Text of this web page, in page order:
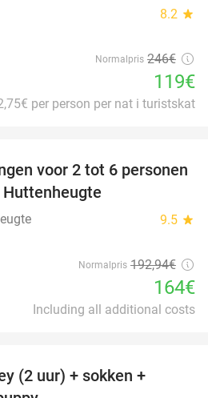
8.2 star
Normalpris 246€
119€
per person per nat i turistskat
15%
voor 2 tot 6 personen
9.5 star
Normalpris 192,94€
164€
Including all additional costs
(2 uur) + sokken +